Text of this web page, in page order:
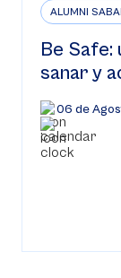
ALUMNI
Be Safe:
sanar y
06 de